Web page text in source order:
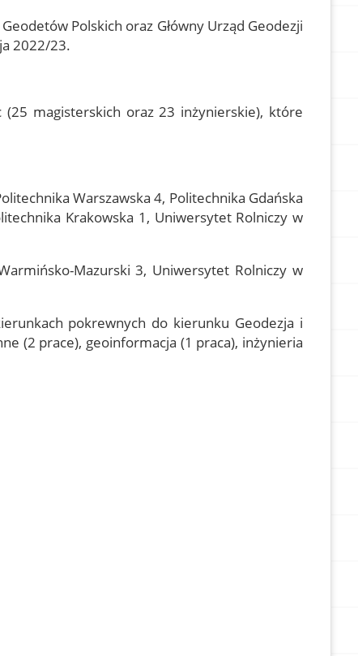
Polskich oraz Główny Urząd Geodezji
2022/23.
(25 magisterskich oraz 23 inżynierskie), które
Warszawska 4, Politechnika Gdańska
Krakowska 1, Uniwersytet Rolniczy w
Mazurski 3, Uniwersytet Rolniczy w
pokrewnych do kierunku Geodezja i
(2 prace), geoinformacja (1 praca), inżynieria